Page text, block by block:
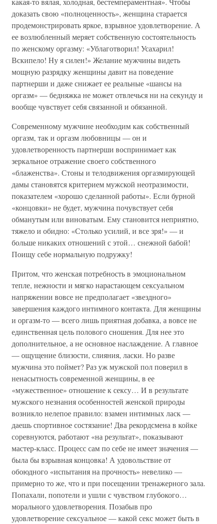
доказать свою «полноценность», женщина старается
продемонстрировать яркое, взрывное удовлетворение. А
ее возлюбленный меряет собственную состоятельность
по женскому оргазму: «Ублаготворил! Усахарил!
Вскипело! Ну я силен!» Желание мужчины видеть
мощную разрядку женщины давит на поведение
партнерши и даже снижает ее реальные «шансы на
оргазм» — бедняжка не может отвлечься ни на секунду и
вообще чувствует себя связанной и обязанной.
Современному мужчине необходим как собственный
оргазм, так и оргазм любовницы — он и
удовлетворенность партнерши воспринимает как
зеркальное отражение своего собственного
«блаженства». Стоны и телодвижения оргазмирующей
дамы становятся критерием мужской неотразимости,
показателем «хорошо сделанной работы». Если бурной
«концовки» не будет, мужчина почувствует себя
обманутым или виноватым. Ему становится неприятно,
тяжело и обидно: «Столько усилий, и все зря!» — и
больше никаких отношений с этой… снежной бабой!
Поищу себе нормальную подружку!
Притом, что женская потребность в эмоциональном
тепле, нежности и мягко нарастающем сексуальном
напряжении вовсе не предполагает «звездного»
завершения каждого интимного контакта. Для женщины
и оргазм-то — всего лишь приятная добавка, а вовсе не
единственная цель полового сношения. Для нее это
дополнительное, а не основное наслаждение. А главное
— ощущение близости, слияния, ласки. Но разве
мужчина это поймет? Раз уж мужской пол поверил в
ненасытность современной женщины, в ее
«мужественное» отношение к сексу… И в результате
мужского незнания особенностей женской природы
возникло нелепое правило: взамен интимных ласк —
даешь спортивное состязание! Два рекордсмена в койке
соревнуются, работают «на результат», показывают
мастер-класс. Процесс сам по себе не имеет значения —
была бы взрывная концовка! А удовольствие от
обоюдного «испытания на прочность» невелико —
примерно то же, что и при посещении тренажерного зала.
Попахали, попотели и ушли с чувством глубокого…
морального удовлетворения. Позабыв про
удовлетворение сексуальное — какой секс может быть в